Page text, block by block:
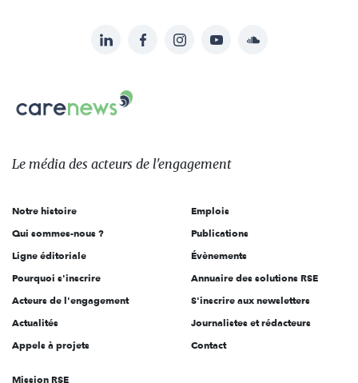
sur:
LinkedInFacebookInstagramYouTubeSoundcloud
Carenews,
Le
des
l'engagement
Le média des acteurs de l'engagement
Notre histoire
Qui sommes-nous ?
Ligne éditoriale
Pourquoi s'inscrire
Acteurs de l'engagement
Actualités
Appels à projets
Emplois
Publications
Évènements
Annuaire des solutions RSE
S'inscrire aux newsletters
Journalistes et rédacteurs
Contact
Mission RSE